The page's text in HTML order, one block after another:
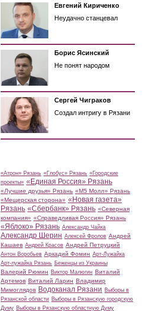
Евгений Кириченко
Неудачно станцевал
Борис Ясинский
Не понят народом
Сергей Чиграков
Создал интригу в Рязани
«Атрон» Рязань «Глобус» Рязань «Городские
проекты» «Единая Россия» Рязань
«Лучшие друзья» Рязань «М5 Молл» Рязань
«Мещерская сторона» «Новая газета»
Рязань «Сбербанк» Рязань «Северная
компания» «Справедливая Россия» Рязань
«Яблоко» Рязань Александр Чайка
Александр Шерин Алексей Фролов Андрей
Кашаев Андрей Красов Андрей Петруцкий
Антон Воробьев Аркадий Фомин Арт-Лужайка
Арт-лужайка Рязань Беженцы из Украины
Валерий Рюмин Виктор Малюгин Виталий
Артемов Виталий Ларин Владимир
Мимоглядов Водоканал Рязани Выборы в
Рязанской области Выборы в Рязанскую городскую
Думу Выборы в Рязанскую областную Думу